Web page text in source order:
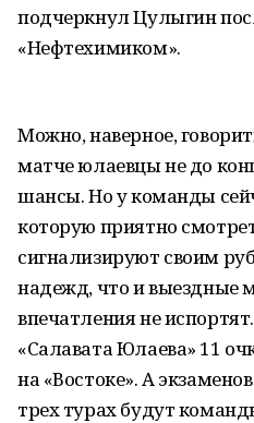
подчеркнул Цулыгин
«Нефтехимиком».
Можно, наверное,
матче юлаевцы не до
шансы. Но у команды
которую приятно
сигнализируют своим
надежд, что и выездные
впечатления не
«Салавата Юлаева» 11
на «Востоке». А
трех турах будут